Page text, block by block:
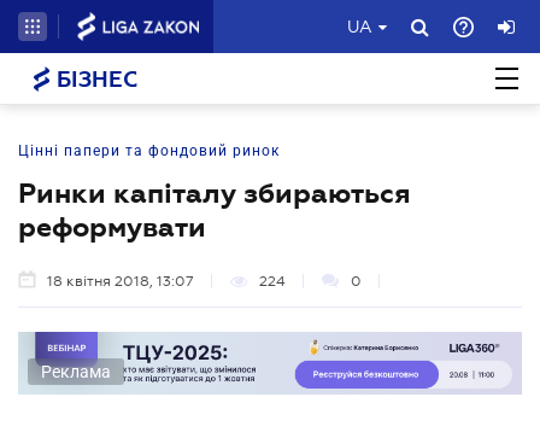
UA
БІЗНЕС
Цінні папери та фондовий ринок
Ринки капіталу збираються
реформувати
18 квітня 2018, 13:07 224 0
Реклама